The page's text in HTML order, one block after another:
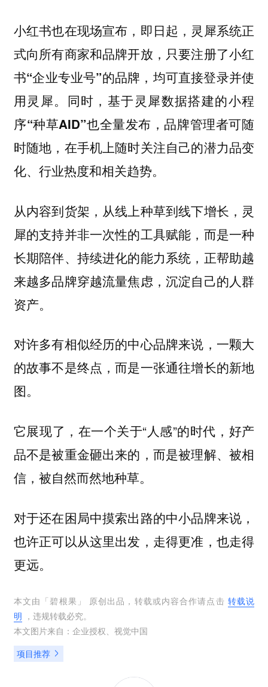
小红书也在现场宣布，即日起，灵犀系统正
式向所有商家和品牌开放，只要注册了小红
书“企业专业号”的品牌，均可直接登录并使
用灵犀。同时，基于灵犀数据搭建的小程
序“种草AID”也全量发布，品牌管理者可随
时随地，在手机上随时关注自己的潜力品变
化、行业热度和相关趋势。
从内容到货架，从线上种草到线下增长，灵
犀的支持并非一次性的工具赋能，而是一种
长期陪伴、持续进化的能力系统，正帮助越
来越多品牌穿越流量焦虑，沉淀自己的人群
资产。
对许多有相似经历的中心品牌来说，一颗大
的故事不是终点，而是一张通往增长的新地
图。
它展现了，在一个关于“人感”的时代，好产
品不是被重金砸出来的，而是被理解、被相
信，被自然而然地种草。
对于还在困局中摸索出路的中小品牌来说，
也许正可以从这里出发，走得更准，也走得
更远。
本文由「 碧根果 」 原创出品，转载或内容合作请点击 转载说
明 ，违规转载必究。
本文图片来自： 企业授权、 视觉中国
项目推荐